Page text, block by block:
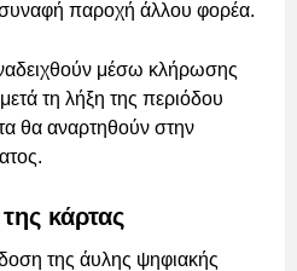
παροχή άλλου φορέα.
μέσω κλήρωσης
τη λήξη της περιόδου
θα αναρτηθούν στην
κάρτας
της άυλης ψηφιακής